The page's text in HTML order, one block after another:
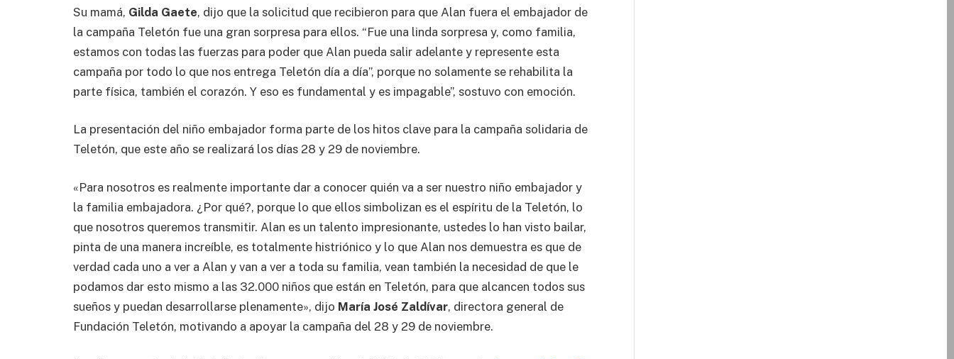
Su mamá, Gilda Gaete, dijo que la solicitud que recibieron para que Alan fuera el embajador de
la campaña Teletón fue una gran sorpresa para ellos. “Fue una linda sorpresa y, como familia,
estamos con todas las fuerzas para poder que Alan pueda salir adelante y represente esta
campaña por todo lo que nos entrega Teletón día a día”, porque no solamente se rehabilita la
parte física, también el corazón. Y eso es fundamental y es impagable”, sostuvo con emoción.
La presentación del niño embajador forma parte de los hitos clave para la campaña solidaria de
Teletón, que este año se realizará los días 28 y 29 de noviembre.
«Para nosotros es realmente importante dar a conocer quién va a ser nuestro niño embajador y
la familia embajadora. ¿Por qué?, porque lo que ellos simbolizan es el espíritu de la Teletón, lo
que nosotros queremos transmitir. Alan es un talento impresionante, ustedes lo han visto bailar,
pinta de una manera increíble, es totalmente histriónico y lo que Alan nos demuestra es que de
verdad cada uno a ver a Alan y van a ver a toda su familia, vean también la necesidad de que le
podamos dar esto mismo a las 32.000 niños que están en Teletón, para que alcancen todos sus
sueños y puedan desarrollarse plenamente», dijo María José Zaldívar, directora general de
Fundación Teletón, motivando a apoyar la campaña del 28 y 29 de noviembre.